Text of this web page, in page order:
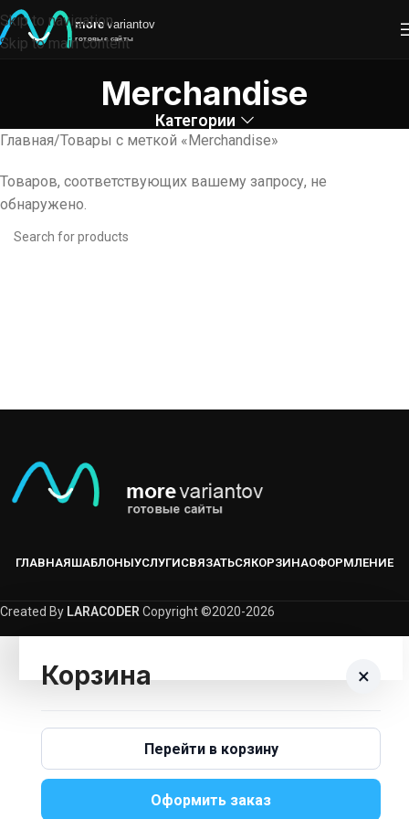
Skip to navigation
Skip to main content
Merchandise
Категории
Главная Товары с меткой «Merchandise»
Товаров, соответствующих вашему запросу, не
обнаружено.
ГЛАВНАЯШАБЛОНЫУСЛУГИСВЯЗАТЬСЯКОРЗИНАОФОРМЛЕНИЕ
Created By LARACODERCopyright ©2020-2026
Корзина ×
Вернуться В Каталог
Перейти в корзину
Оформить заказ